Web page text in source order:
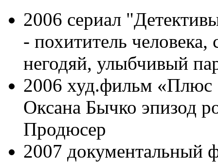
2006 сериал
- похититель
негодяй, улыбчивый
2006 худ.фильм «Плюс
Оксана Бычко эпизод
Продюсер
2007 документальный